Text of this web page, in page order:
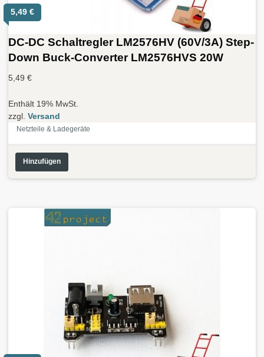
5,49 €
DC-DC Schaltregler LM2576HV (60V/3A) Step-
Down Buck-Converter LM2576HVS 20W
5,49 €
Enthält 19% MwSt.
zzgl. Versand
Netzteile & Ladegeräte
Hinzufügen